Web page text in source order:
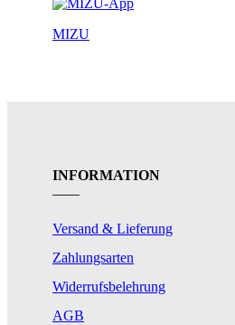
MIZU
INFORMATION
Versand & Lieferung
Zahlungsarten
Widerrufsbelehrung
AGB